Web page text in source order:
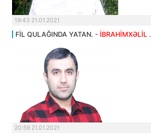
19:43 21.01.2021
FİL QULAĞINDA YATAN. - İBRAHİMXƏLİL .
20:59 21.01.2021